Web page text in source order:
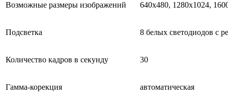
Возможные размеры изображений 640x480, 1280x1024,
Подсветка 8 белых светодиодов с
Количество кадров в секунду 30
Гамма-корекция автоматическая